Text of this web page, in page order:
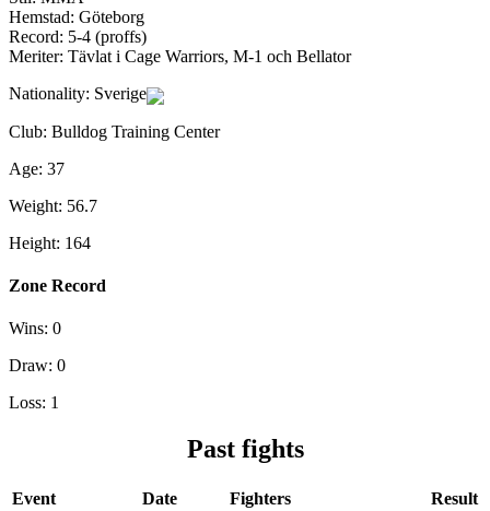
Hemstad: Göteborg
Record: 5-4 (proffs)
Meriter: Tävlat i Cage Warriors, M-1 och Bellator
Nationality: Sverige
Club: Bulldog Training Center
Age: 37
Weight: 56.7
Height: 164
Zone Record
Wins: 0
Draw: 0
Loss: 1
Past fights
Event Date Fighters
Result